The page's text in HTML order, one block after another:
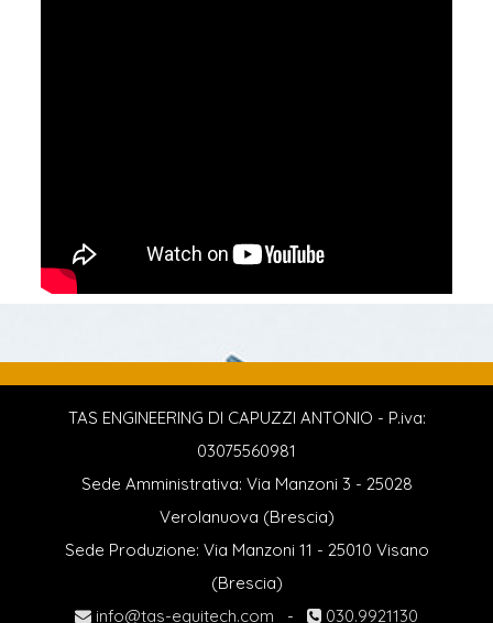
TAS ENGINEERING DI CAPUZZI ANTONIO - P.iva:
03075560981
Sede Amministrativa: Via Manzoni 3 - 25028
Verolanuova (Brescia)
Sede Produzione: Via Manzoni 11 - 25010 Visano
(Brescia)
info@tas-equitech.com
- 030.9921130